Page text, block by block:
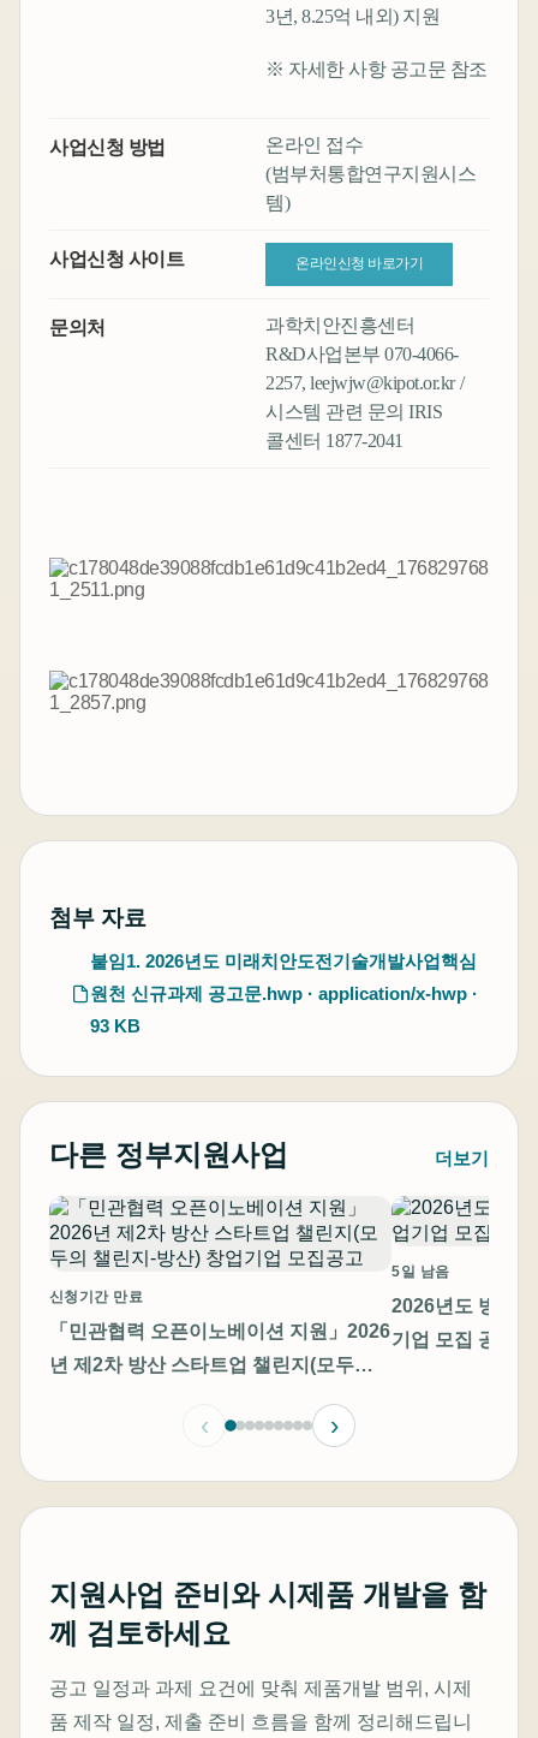
3년, 8.25억 내외) 지원
※ 자세한 사항 공고문 참조
사업신청 방법
온라인 접수
(범부처통합연구지원시스
템)
사업신청 사이트 온라인신청 바로가기
문의처
과학치안진흥센터
R&D사업본부 070-4066-
2257, leejwjw@kipot.or.kr /
시스템 관련 문의 IRIS
콜센터 1877-2041
첨부 자료
붙임1. 2026년도 미래치안도전기술개발사업핵심
원천 신규과제 공고문.hwp · application/x-hwp ·
93 KB
다른 정부지원사업 더보기
신청기간 만료
「민관협력 오픈이노베이션 지원」2026
년 제2차 방산 스타트업 챌린지(모두의
5일 남음
2026년도 방산
기업 모집 공고
‹ ›
지원사업 준비와 시제품 개발을 함
께 검토하세요
공고 일정과 과제 요건에 맞춰 제품개발 범위, 시제
품 제작 일정, 제출 준비 흐름을 함께 정리해드립니